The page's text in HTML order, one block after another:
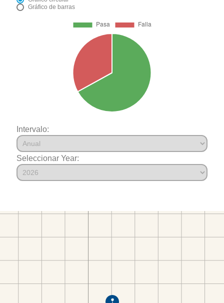
Gráfico de barras
Intervalo:
Seleccionar Year: